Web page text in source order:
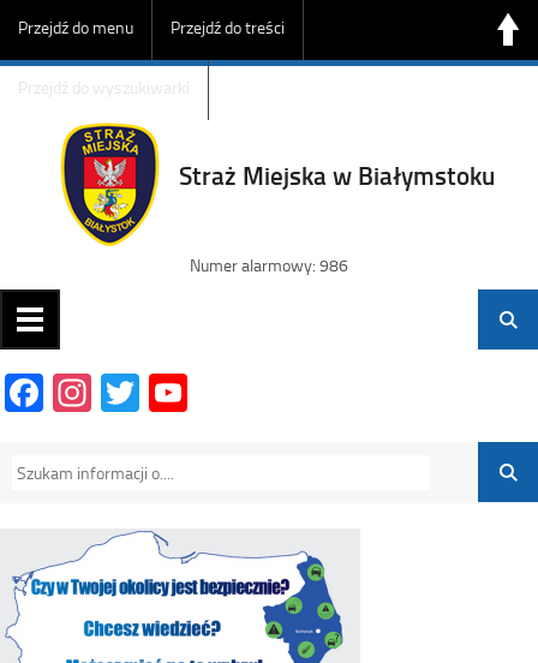
Przejdź do menu Przejdź do treści
Przejdź do wyszukiwarki
Straż Miejska w Białymstoku
Numer alarmowy: 986
Facebook
Instagram
Twitter